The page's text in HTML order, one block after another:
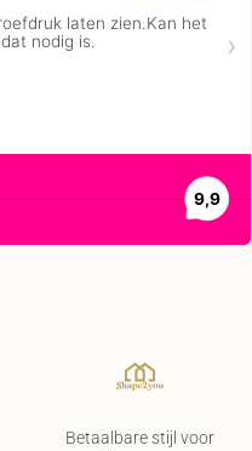
Betaalbare stijl voor